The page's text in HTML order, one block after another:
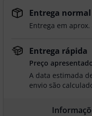
Entrega normal
Entrega em
Entrega rápida
Preço
A data estimada
envio são